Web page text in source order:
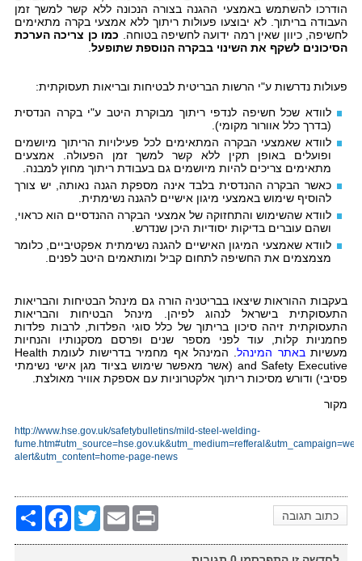
הודרכו להשתמש באמצעי ההגנה בצורה הנכונה ללא קשר למשך זמן
העבודה בריתוך. לא יבוצעו פעולות ריתוך ללא אמצעי בקרה מתאימים
לחשיפה, כיוון שאין רמה ידועה לחשיפה בטוחה. כמו כן צריכה הערכת
הסיכונים לשקף את השינוי בבקרה הנוספת שתופעל
פעולות נדרשות ע"י הרשות הבריטית לבטיחות ובריאות תעסוקתית:
לוודא שכל חשיפה לנדפי ריתוך מבוקרת היטב ע"י בקרה הנדסית
(בדרך כלל אוורור מקומי).
לוודא שאמצעי הבקרה המתאימים לכל פעילויות הריתוך מיושמים
ופועלים באופן תקין ללא קשר למשך זמן הפעולה. אמצעים
מתאימים צריכים להיות מיושמים גם בעבודת ריתוך מחוץ למבנה.
כאשר הבקרה ההנדסית בלבד אינה מספקת הגנה נאותה, יש צורך
להוסיף שימוש באמצעי מיגון אישיים להגנה נשימתית.
לוודא שהשימוש והתחזוקה של אמצעי הבקרה ההנדסיים הוא כראוי,
ושהם עוברים בדיקות יסודיות היכן שנדרש.
לוודא שאמצעי המיגון האישיים להגנה נשימתית אפקטיביים, כלומר
מצמצמים את החשיפה לתחום קביל ומותאמים היטב לפנים.
בעקבות ההוראות שיצאו בבריטניה הורה גם מינהל הבטיחות והבריאות
התעסוקתית בישראל לנהוג לפיהן. מינהל הבטיחות והבריאות
התעסוקתית זיהה סיכון בריתוך של כלל סוגי הפלדות, לרבות פלדות
פחמניות קלות, עוד לפני מספר שנים ופרסם מסקנותיו והנחיות
מעשיותבאתר המינהל. המינהל אף מחמיר בדרישות לעומת Health
and Safety Executive (אשר מאפשר שימוש בציוד מגן אישי נשימתי
פסיבי) ודורש מסיכות ריתוך אלקטרוניות עם אספקת אוויר מאולצת.
מקור
http://www.hse.gov.uk/safetybulletins/mild-steel-welding-
alert&utm_content=home-page-news
כתוב תגובה ShareFacebookTwitter Email Print